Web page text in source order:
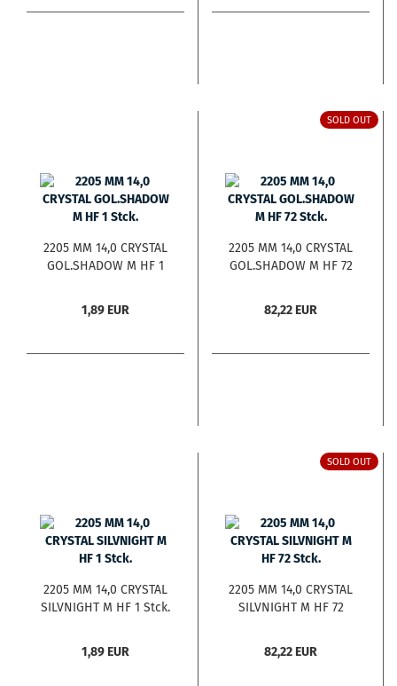
2205 MM 14,0 CRYSTAL
GOL.SHADOW M HF 1
1,89 EUR
SOLD OUT
2205 MM 14,0 CRYSTAL
GOL.SHADOW M HF 72
82,22 EUR
2205 MM 14,0 CRYSTAL
SILVNIGHT M HF 1 Stck.
1,89 EUR
SOLD OUT
2205 MM 14,0 CRYSTAL
SILVNIGHT M HF 72
82,22 EUR